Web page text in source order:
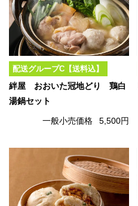
配送グループC【送料込】
絆屋 おおいた冠地どり 鶏白
湯鍋セット
一般小売価格 5,500円